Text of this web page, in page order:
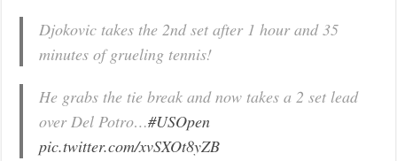
Djokovic takes the 2nd set after 1 hour and 35
minutes of grueling tennis!
He grabs the tie break and now takes a 2 set lead
over Del Potro…#USOpen
pic.twitter.com/xvSXOt8yZB